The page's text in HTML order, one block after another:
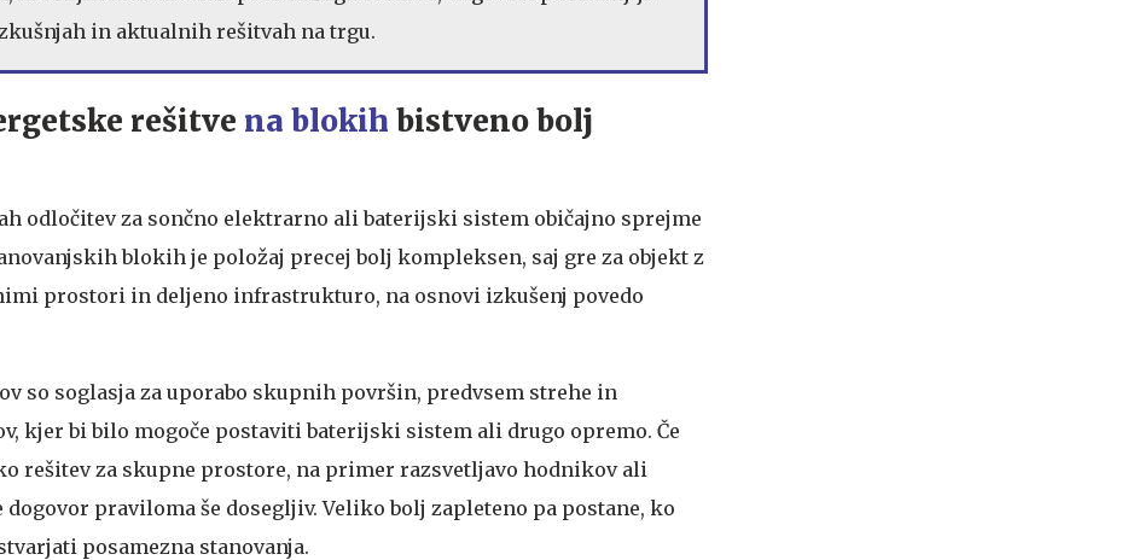
in aktualnih rešitvah na trgu.
rešitve na blokih bistveno bolj
odločitev za sončno elektrarno ali baterijski sistem običajno sprejme
blokih je položaj precej bolj kompleksen, saj gre za objekt z
prostori in deljeno infrastrukturo, na osnovi izkušenj povedo
so soglasja za uporabo skupnih površin, predvsem strehe in
kjer bi bilo mogoče postaviti baterijski sistem ali drugo opremo. Če
rešitev za skupne prostore, na primer razsvetljavo hodnikov ali
dogovor praviloma še dosegljiv. Veliko bolj zapleteno pa postane, ko
posamezna stanovanja.